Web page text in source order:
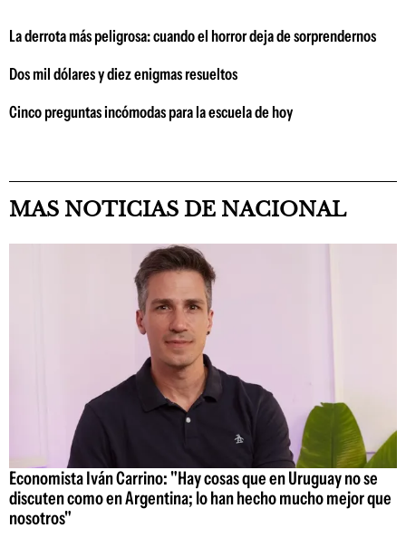
La derrota más peligrosa: cuando el horror deja de sorprendernos
Dos mil dólares y diez enigmas resueltos
Cinco preguntas incómodas para la escuela de hoy
MAS NOTICIAS DE NACIONAL
Economista Iván Carrino: "Hay cosas que en Uruguay no se
discuten como en Argentina; lo han hecho mucho mejor que
nosotros"